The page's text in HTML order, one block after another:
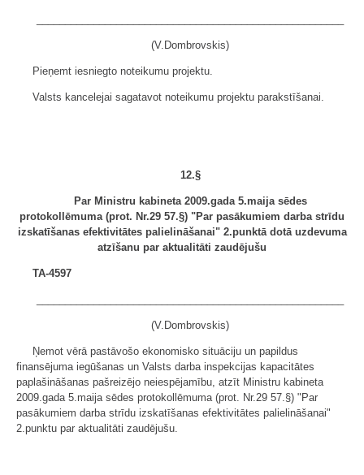
(V.Dombrovskis)
Pieņemt iesniegto noteikumu projektu.
Valsts kancelejai sagatavot noteikumu projektu parakstīšanai.
12.§
Par Ministru kabineta 2009.gada 5.maija sēdes
protokollēmuma (prot. Nr.29 57.§) "Par pasākumiem darba strīdu
izskatīšanas efektivitātes palielināšanai" 2.punktā dotā uzdevuma
atzīšanu par aktualitāti zaudējušu
TA-4597
(V.Dombrovskis)
Ņemot vērā pastāvošo ekonomisko situāciju un papildus
finansējuma iegūšanas un Valsts darba inspekcijas kapacitātes
paplašināšanas pašreizējo neiespējamību, atzīt Ministru kabineta
2009.gada 5.maija sēdes protokollēmuma (prot. Nr.29 57.§) "Par
pasākumiem darba strīdu izskatīšanas efektivitātes palielināšanai"
2.punktu par aktualitāti zaudējušu.